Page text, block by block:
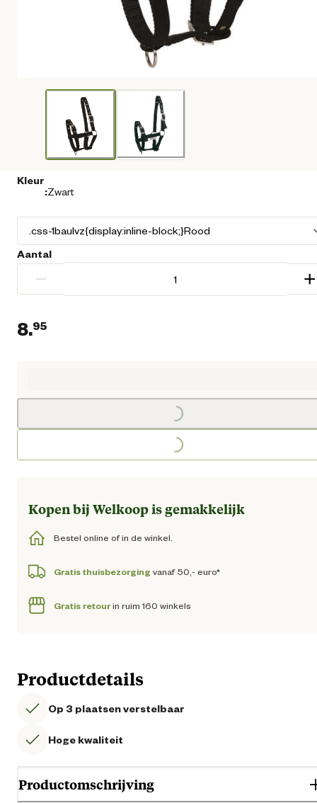
Kleur
:Zwart
Aantal
− +
8.95
Loading...
Loading...
Kopen bij Welkoop is gemakkelijk
Bestel online of in de winkel.
Gratis thuisbezorging vanaf 50,- euro*
Gratis retourin ruim 160 winkels
Productdetails
Op 3 plaatsen verstelbaar
Hoge kwaliteit
Productomschrijving